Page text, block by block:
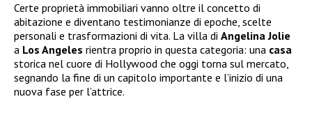
Certe proprietà immobiliari vanno oltre il concetto di
abitazione e diventano testimonianze di epoche, scelte
personali e trasformazioni di vita. La villa di Angelina Jolie
a Los Angeles rientra proprio in questa categoria: una casa
storica nel cuore di Hollywood che oggi torna sul mercato,
segnando la fine di un capitolo importante e l’inizio di una
nuova fase per l’attrice.